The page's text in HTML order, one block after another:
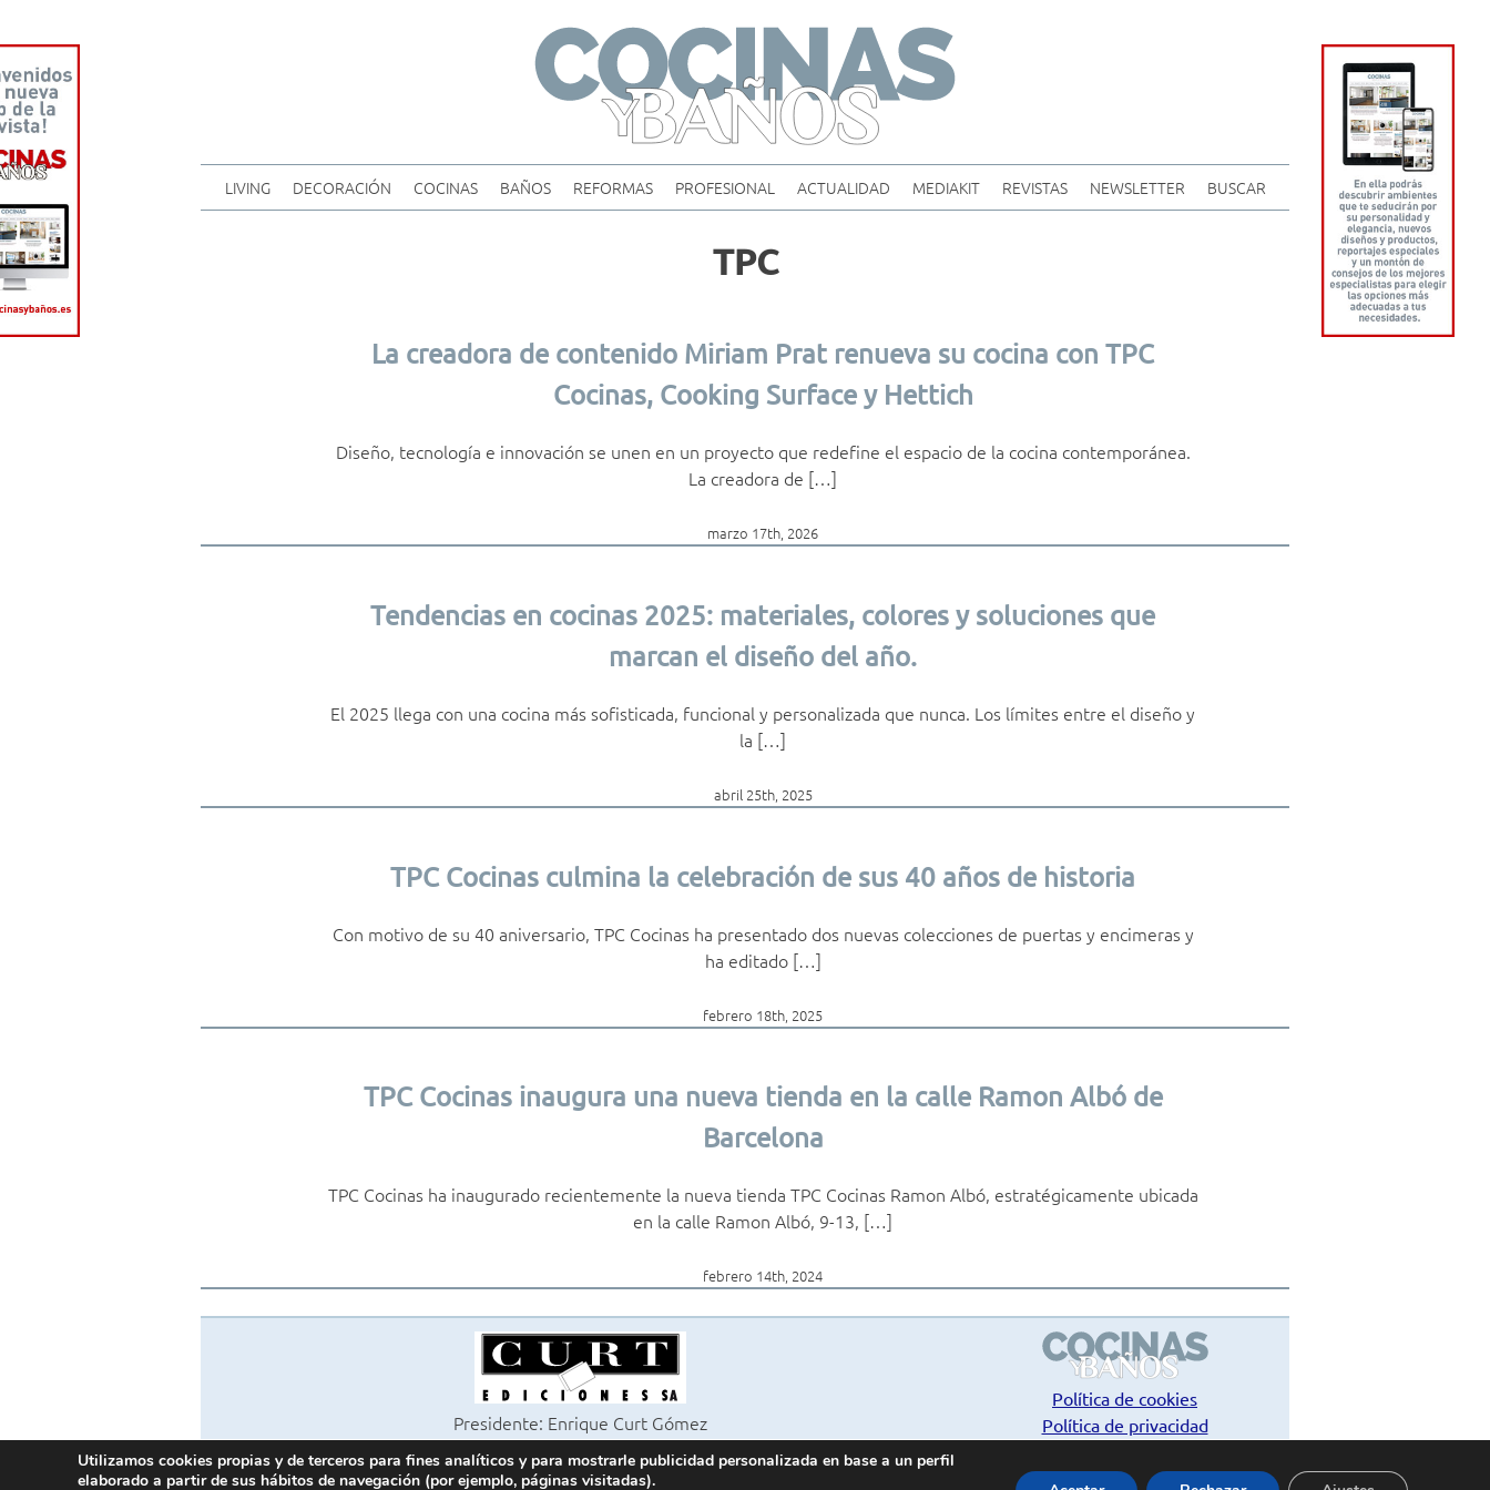
content
LIVING DECORACIÓN COCINAS BAÑOS REFORMAS PROFESIONAL ACTUALIDAD MEDIAKIT REVISTAS NEWSLETTER BUSCAR
TPC
La creadora de contenido Miriam Prat renueva su cocina con TPC
Cocinas, Cooking Surface y Hettich
Diseño, tecnología e innovación se unen en un proyecto que redefine el espacio de la cocina contemporánea.
La creadora de […]
marzo 17th, 2026
Tendencias en cocinas 2025: materiales, colores y soluciones que
marcan el diseño del año.
El 2025 llega con una cocina más sofisticada, funcional y personalizada que nunca. Los límites entre el diseño y
la […]
abril 25th, 2025
TPC Cocinas culmina la celebración de sus 40 años de historia
Con motivo de su 40 aniversario, TPC Cocinas ha presentado dos nuevas colecciones de puertas y encimeras y
ha editado […]
febrero 18th, 2025
TPC Cocinas inaugura una nueva tienda en la calle Ramon Albó de
Barcelona
TPC Cocinas ha inaugurado recientemente la nueva tienda TPC Cocinas Ramon Albó, estratégicamente ubicada
en la calle Ramon Albó, 9-13, […]
febrero 14th, 2024
Presidente: Enrique Curt Gómez
Editora: Laura Curt Iborra
©2026 Revista Cocinas y Baños
Política de cookies
Política de privacidad
Utilizamos cookies propias y de terceros para fines analíticos y para mostrarle publicidad personalizada en base a un perfil
elaborado a partir de sus hábitos de navegación (por ejemplo, páginas visitadas).